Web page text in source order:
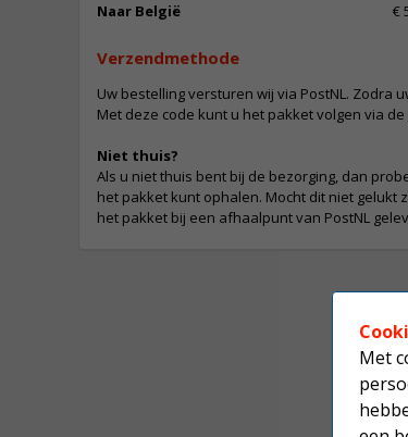
Naar België €
Verzendmethode
Uw bestelling versturen wij via PostNL. Zodra
Met deze code kunt u het pakket volgen via de
Niet thuis?
Als u niet thuis bent bij de bezorging, dan
het pakket kunt ophalen. Mocht dit niet gelukt
het pakket bij een afhaalpunt van PostNL
Met